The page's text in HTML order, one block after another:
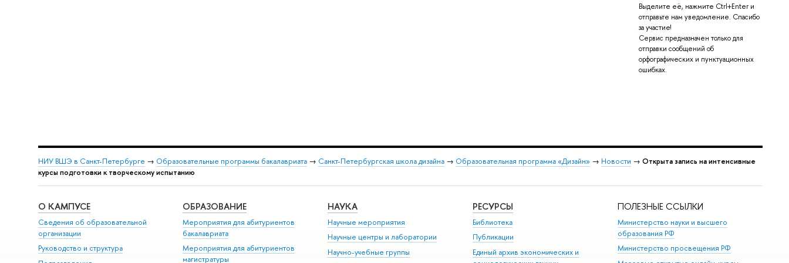
Выделите её, нажмите Ctrl+Enter и
отправьте нам уведомление. Спасибо
за участие!
Сервис предназначен только для
отправки сообщений об
орфографических и пунктуационных
ошибках.
НИУ ВШЭ в Санкт-Петербурге → Образовательные программы бакалавриата→ Санкт-Петербургская школа дизайна→ Образовательная программа «Дизайн» → Новости → Открыта запись на интенсивные
курсы подготовки к творческому испытанию
О КАМПУСЕ
Сведения об образовательной
организации
Руководство и структура
ОБРАЗОВАНИЕ
Мероприятия для абитуриентов
бакалавриата
Мероприятия для абитуриентов
магистратуры
НАУКА
Научные мероприятия
Научные центры и лаборатории
Научно-учебные группы
РЕСУРСЫ
Библиотека
Публикации
Единый архив экономических и
ПОЛЕЗНЫЕ ССЫЛКИ
Министерство науки и высшего
образования РФ
Министерство просвещения РФ